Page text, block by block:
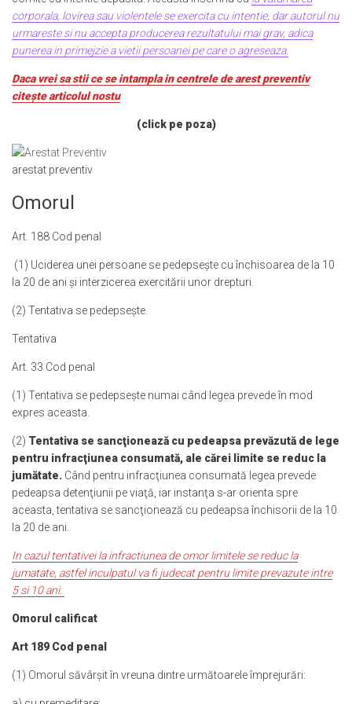
corporala, lovirea sau violentele se exercita cu intentie, dar autorul nu
urmareste si nu accepta producerea rezultatului mai grav, adica
punerea in primejzie a vietii persoanei pe care o agreseaza.
Daca vrei sa stii ce se intampla in centrele de arest preventiv
citește articolul nostu
(click pe poza)
arestat preventiv
Omorul
Art. 188 Cod penal
(1) Uciderea unei persoane se pedepseşte cu închisoarea de la 10
la 20 de ani şi interzicerea exercitării unor drepturi.
(2) Tentativa se pedepseşte.
Tentativa
Art. 33 Cod penal
(1) Tentativa se pedepseşte numai când legea prevede în mod
expres aceasta.
(2) Tentativa se sancţionează cu pedeapsa prevăzută de lege
pentru infracţiunea consumată, ale cărei limite se reduc la
jumătate. Când pentru infracţiunea consumată legea prevede
pedeapsa detenţiunii pe viaţă, iar instanţa s-ar orienta spre
aceasta, tentativa se sancţionează cu pedeapsa închisorii de la 10
la 20 de ani.
In cazul tentativei la infractiunea de omor limitele se reduc la
jumatate, astfel inculpatul va fi judecat pentru limite prevazute intre
5 si 10 ani.
Omorul calificat
Art 189 Cod penal
(1) Omorul săvârşit în vreuna dintre următoarele împrejurări: